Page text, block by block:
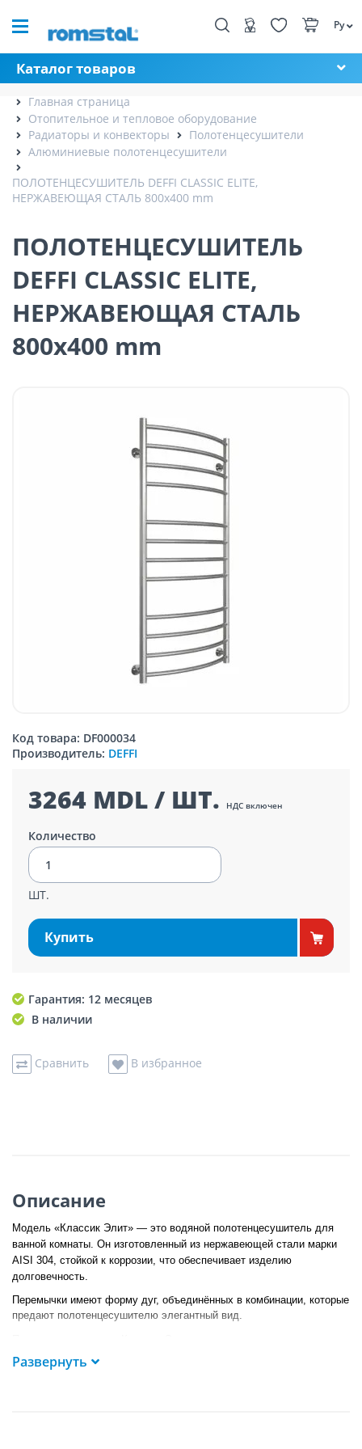
Ру
Каталог товаров
Главная страница
Отопительное и тепловое оборудование
Радиаторы и конвекторы
Полотенцесушители
Алюминиевые полотенцесушители
ПОЛОТЕНЦЕСУШИТЕЛЬ DEFFI CLASSIC ELITE,
НЕРЖАВЕЮЩАЯ СТАЛЬ 800x400 mm
ПОЛОТЕНЦЕСУШИТЕЛЬ
DEFFI CLASSIC ELITE,
НЕРЖАВЕЮЩАЯ СТАЛЬ
800x400 mm
Код товара: DF000034
Производитель: DEFFI
3264 MDL / ШТ. НДС включен
Количество
ШТ.
Купить
Гарантия: 12 месяцев
В наличии
Сравнить В избранное
Описание
Модель «Классик Элит» — это водяной полотенцесушитель для
ванной комнаты. Он изготовленный из нержавеющей стали марки
AISI 304, стойкой к коррозии, что обеспечивает изделию
долговечность.
Перемычки имеют форму дуг, объединённых в комбинации, которые
предают полотенцесушителю элегантный вид.
резьбовыми соединениями 1/2” для подключения к системе
горячего водоснабжения, комплектуется четырьмя крепежными
Развернуть